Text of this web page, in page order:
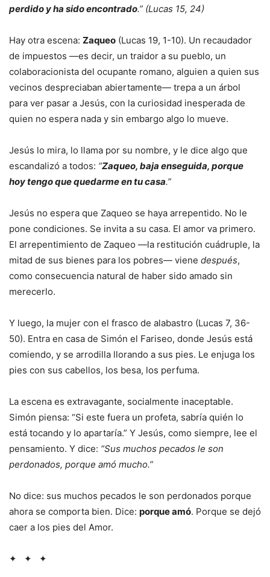
perdido y ha sido encontrado.” (Lucas 15, 24)
Hay otra escena: Zaqueo (Lucas 19, 1-10). Un recaudador
de impuestos —es decir, un traidor a su pueblo, un
colaboracionista del ocupante romano, alguien a quien sus
vecinos despreciaban abiertamente— trepa a un árbol
para ver pasar a Jesús, con la curiosidad inesperada de
quien no espera nada y sin embargo algo lo mueve.
Jesús lo mira, lo llama por su nombre, y le dice algo que
escandalizó a todos: “Zaqueo, baja enseguida, porque
hoy tengo que quedarme en tu casa.”
Jesús no espera que Zaqueo se haya arrepentido. No le
pone condiciones. Se invita a su casa. El amor va primero.
El arrepentimiento de Zaqueo —la restitución cuádruple, la
mitad de sus bienes para los pobres— viene después,
como consecuencia natural de haber sido amado sin
merecerlo.
Y luego, la mujer con el frasco de alabastro (Lucas 7, 36-
50). Entra en casa de Simón el Fariseo, donde Jesús está
comiendo, y se arrodilla llorando a sus pies. Le enjuga los
pies con sus cabellos, los besa, los perfuma.
La escena es extravagante, socialmente inaceptable.
Simón piensa: “Si este fuera un profeta, sabría quién lo
está tocando y lo apartaría.” Y Jesús, como siempre, lee el
pensamiento. Y dice: “Sus muchos pecados le son
perdonados, porque amó mucho.”
No dice: sus muchos pecados le son perdonados porque
ahora se comporta bien. Dice: porque amó. Porque se dejó
caer a los pies del Amor.
✦ ✦ ✦